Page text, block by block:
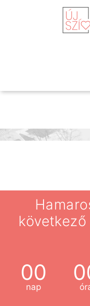
00
nap